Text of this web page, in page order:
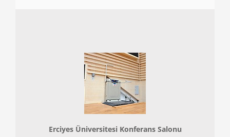
Erciyes Üniversitesi Konferans Salonu